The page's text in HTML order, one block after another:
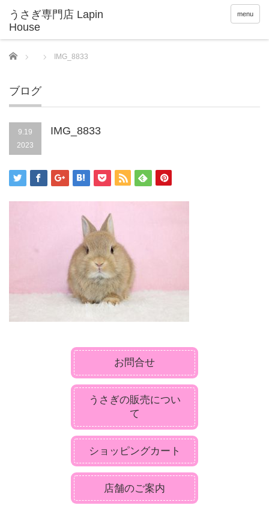
menu
Home IMG_8833
ブログ
9.19
2023
IMG_8833
お問合せ
うさぎの販売につい
て
ショッピングカート
店舗のご案内